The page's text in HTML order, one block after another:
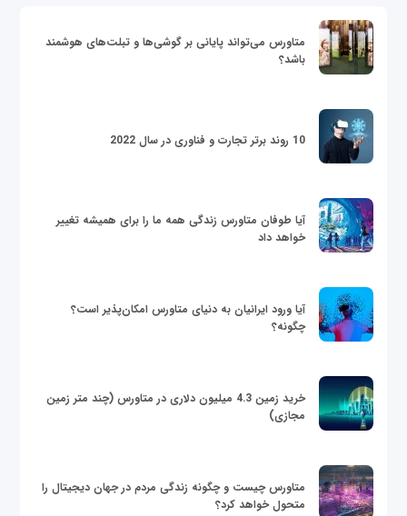
متاورس می‌تواند پایانی بر گوشی‌ها و تبلت‌های هوشمند
باشد؟
10 روند برتر تجارت و فناوری در سال 2022
آیا طوفان متاورس زندگی همه ما را برای همیشه تغییر
خواهد داد
آیا ورود ایرانیان به دنیای متاورس امکان‌پذیر است؟
چگونه؟
خرید زمین 4.3 میلیون دلاری در متاورس (چند متر زمین
مجازی)
متاورس چیست و چگونه زندگی مردم در جهان دیجیتال را
متحول خواهد کرد؟